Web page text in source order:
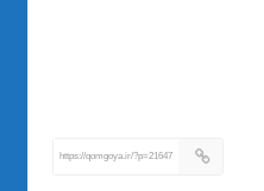
https://qomgoya.ir/?p=21647